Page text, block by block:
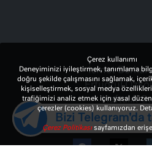
İsmet Berkan
Ertuğrul Özkök
Haftalık
Çerez kullanımı
Deneyiminizi iyileştirmek, tanımlama
doğru şekilde çalışmasını sağlamak,
kişiselleştirmek, sosyal medya
trafiğimizi analiz etmek için yasal
çerezler (cookies) kullanıyoruz.
Çerez Politikasısayfamızdan
Bizi Telegram'da